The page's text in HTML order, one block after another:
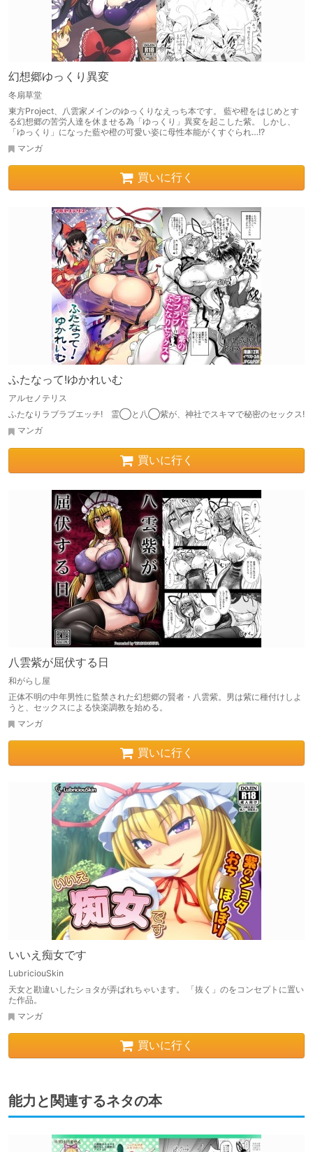
幻想郷ゆっくり異変
冬扇草堂
東方Project、八雲家メインのゆっくりなえっち本です。 藍や橙をはじめとす
る幻想郷の苦労人達を休ませる為「ゆっくり」異変を起こした紫。 しかし、
「ゆっくり」になった藍や橙の可愛い姿に母性本能がくすぐられ…!?
マンガ
買いに行く
ふたなって!ゆかれいむ
アルセノテリス
ふたなりラブラブエッチ! 霊◯と八◯紫が、神社でスキマで秘密のセックス!
マンガ
買いに行く
八雲紫が屈伏する日
和がらし屋
正体不明の中年男性に監禁された幻想郷の賢者・八雲紫。男は紫に種付けしよ
うと、セックスによる快楽調教を始める。
マンガ
買いに行く
いいえ痴女です
LubriciouSkin
天女と勘違いしたショタが弄ばれちゃいます。 「抜く」のをコンセプトに置い
た作品。
マンガ
買いに行く
能力と関連するネタの本